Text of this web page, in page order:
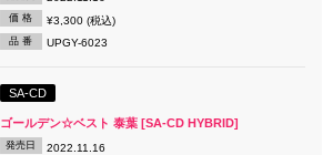
価 格 ¥3,300 (税込)
品 番 UPGY-6023
SA-CD
ゴールデン☆ベスト 泰葉 [SA-CD HYBRID]
発売日 2022.11.16